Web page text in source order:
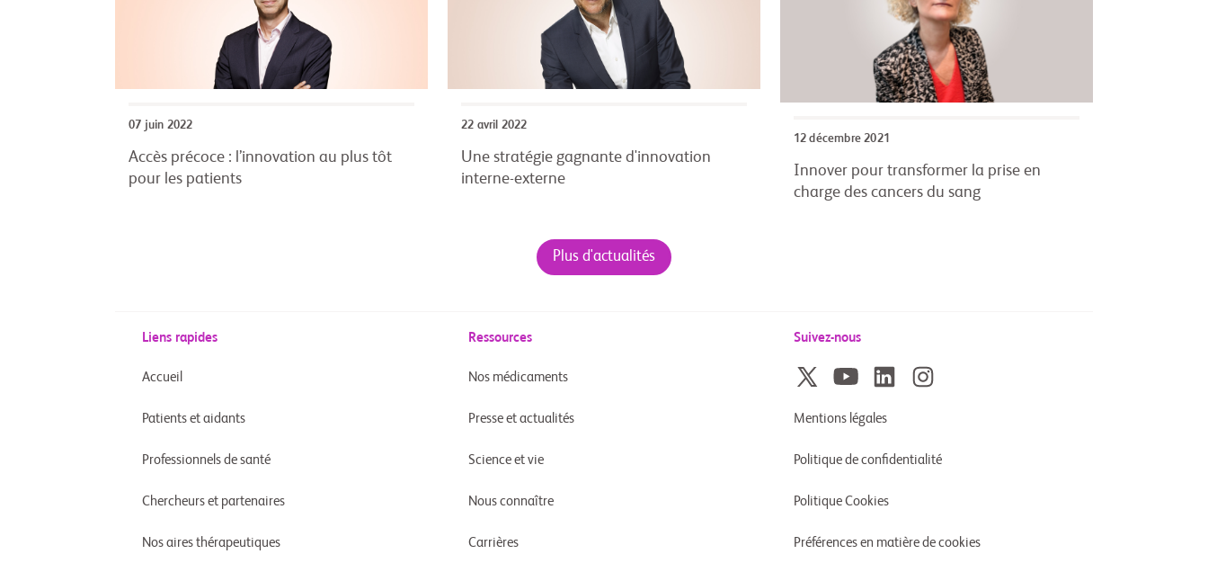
07 juin 2022
Accès précoce : l’innovation au plus tôt
pour les patients
22 avril 2022
Une stratégie gagnante d'innovation
interne-externe
12 décembre 2021
Innover pour transformer la prise en
charge des cancers du sang
Plus d'actualités
Liens rapides
Accueil
Patients et aidants
Professionnels de santé
Chercheurs et partenaires
Nos aires thérapeutiques
Ressources
Nos médicaments
Presse et actualités
Science et vie
Nous connaître
Carrières
Suivez-nous
Mentions légales
Politique de confidentialité
Politique Cookies
Préférences en matière de cookies